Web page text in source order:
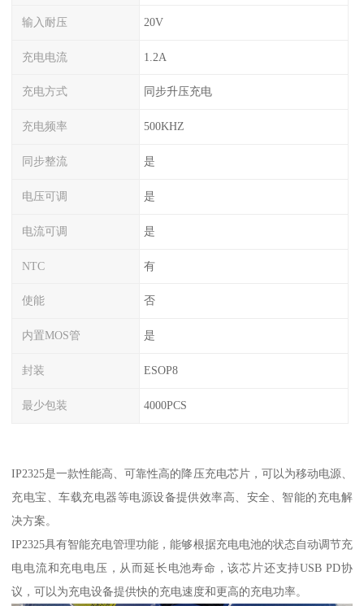
输入耐压 20V
充电电流 1.2A
充电方式 同步升压充电
充电频率 500KHZ
同步整流 是
电压可调 是
电流可调 是
NTC 有
使能 否
内置MOS管 是
封装 ESOP8
最少包装 4000PCS
IP2325是一款性能高、可靠性高的降压充电芯片，可以为移动电源、
充电宝、车载充电器等电源设备提供效率高、安全、智能的充电解
决方案。
IP2325具有智能充电管理功能，能够根据充电电池的状态自动调节充
电电流和充电电压，从而延长电池寿命，该芯片还支持USB PD协
议，可以为充电设备提供快的充电速度和更高的充电功率。